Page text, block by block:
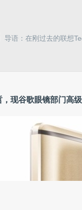
导语：在刚过去的联想
现谷歌眼镜部门高级